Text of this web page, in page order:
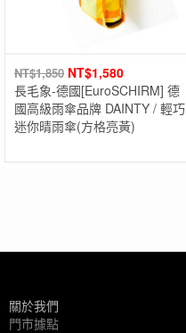
NT$1,850 NT$1,580
長毛象-德國[EuroSCHIRM] 德
國高級雨傘品牌 DAINTY / 輕巧
迷你晴雨傘(方格亮黃)
關於我們
門市據點